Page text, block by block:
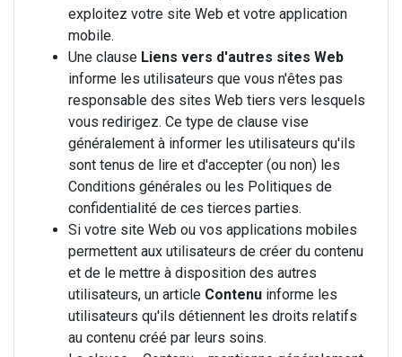
exploitez votre site Web et votre application
mobile.
Une clause Liens vers d'autres sites Web
informe les utilisateurs que vous n'êtes pas
responsable des sites Web tiers vers lesquels
vous redirigez. Ce type de clause vise
généralement à informer les utilisateurs qu'ils
sont tenus de lire et d'accepter (ou non) les
Conditions générales ou les Politiques de
confidentialité de ces tierces parties.
Si votre site Web ou vos applications mobiles
permettent aux utilisateurs de créer du contenu
et de le mettre à disposition des autres
utilisateurs, un article Contenu informe les
utilisateurs qu'ils détiennent les droits relatifs
au contenu créé par leurs soins.